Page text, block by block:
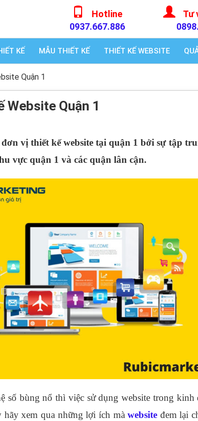
Hotline
0937.667.886
Tư
KẾ MẪU THIẾT KẾ THIẾT KẾ WEBSITE
Quận 1
Website Quận 1
vị thiết kế website tại quận 1 bởi sự tập
vực quận 1 và các quận lân cận.
số bùng nổ thì việc sử dụng website trong kinh
hãy xem qua những lợi ích màwebsite đem lại